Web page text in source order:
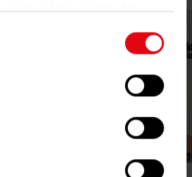
services. Vous avez le choix
modifier ou retirer votre
moment en consultant la
aux cookies ou en cliquant sur
nous aimerions également :
qui peuvent être